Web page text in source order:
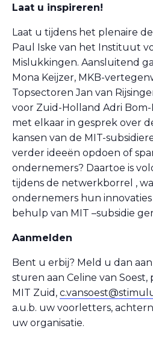
Laat u inspireren!
Laat u tijdens het plenaire
Paul Iske van het Instituut
Mislukkingen. Aansluitend
Mona Keijzer, MKB-
Topsectoren Jan van
voor Zuid-Holland Adri
met elkaar in gesprek over
kansen van de MIT-
verder ideeën opdoen of
ondernemers? Daartoe is
tijdens de netwerkborrel ,
ondernemers hun
behulp van MIT –subsidie
Aanmelden
Bent u erbij? Meld u dan
sturen aan Celine van
MIT Zuid,
a.u.b. uw voorletters,
uw organisatie.